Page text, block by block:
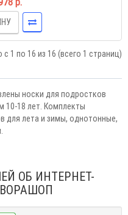
с 1 по 16 из 16 (всего 1 страниц)
носки для подростков
10-18 лет. Комплекты
для лета и зимы, однотонные,
ОБ ИНТЕРНЕТ-